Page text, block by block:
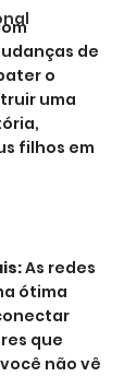
de
o
uma
filhos em
As redes
ótima
que
não vê